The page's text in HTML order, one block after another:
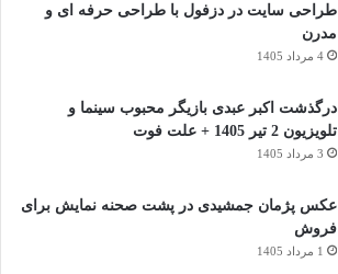
طراحی سایت در دزفول با طراحی حرفه‌ ای و
مدرن
4 مرداد 1405
درگذشت اکبر عبدی بازیگر محبوب سینما و
تلویزیون 2 تیر 1405 + علت فوت
3 مرداد 1405
عکس پژمان جمشیدی در پشت صحنه نمایش برای
فروش
1 مرداد 1405